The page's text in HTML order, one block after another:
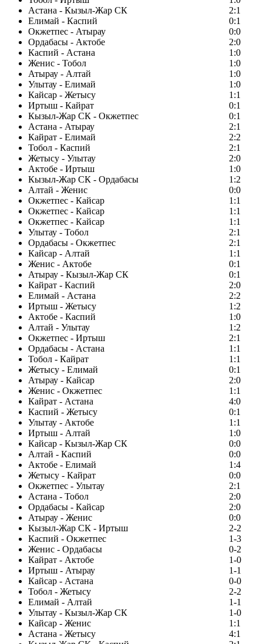
Астана - Кызыл-Жар СК
2:1
Елимай - Каспий
0:1
Окжетпес - Атырау
0:0
Ордабасы - Актобе
2:0
Каспий - Астана
1:0
Женис - Тобол
1:0
Атырау - Алтай
1:0
Улытау - Елимай
1:0
Кайсар - Жетысу
1:1
Иртыш - Кайрат
0:1
Кызыл-Жар СК - Окжетпес
0:1
Астана - Атырау
2:1
Кайрат - Елимай
2:2
Тобол - Каспий
2:1
Жетысу - Улытау
2:0
Актобе - Иртыш
1:0
Кызыл-Жар СК - Ордабасы
1:2
Алтай - Женис
0:0
Окжетпес - Кайсар
1:1
Окжетпес - Кайсар
1:1
Окжетпес - Кайсар
1:1
Улытау - Тобол
2:1
Ордабасы - Окжетпес
2:1
Кайсар - Алтай
1:1
Женис - Актобе
0:1
Атырау - Кызыл-Жар СК
0:1
Кайрат - Каспий
2:0
Елимай - Астана
2:2
Иртыш - Жетысу
1:2
Актобе - Каспий
1:0
Алтай - Улытау
1:2
Окжетпес - Иртыш
2:1
Ордабасы - Астана
1:1
Тобол - Кайрат
1:1
Жетысу - Елимай
0:1
Атырау - Кайсар
2:0
Женис - Окжетпес
1:1
Кайрат - Астана
4:0
Каспий - Жетысу
0:1
Улытау - Актобе
1:1
Иртыш - Алтай
1:0
Кайсар - Кызыл-Жар СК
0:0
Алтай - Каспий
0:0
Актобе - Елимай
1:4
Жетысу - Кайрат
0:0
Окжетпес - Улытау
2:1
Астана - Тобол
2:0
Ордабасы - Кайсар
2:0
Атырау - Женис
0:0
Кызыл-Жар СК - Иртыш
2-2
Каспий - Окжетпес
1-3
Женис - Ордабасы
0-2
Кайрат - Актобе
1-0
Иртыш - Атырау
1-1
Кайсар - Астана
0-0
Тобол - Жетысу
2-2
Елимай - Алтай
1-1
Улытау - Кызыл-Жар СК
1-0
Кайсар - Женис
1:1
Астана - Жетысу
4:1